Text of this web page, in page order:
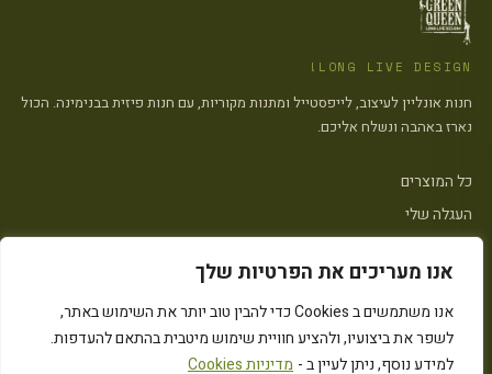
אנו מעריכים את הפרטיות שלך
אנו משתמשים ב Cookies כדי להבין טוב יותר את השימוש באתר,
לשפר את ביצועיו, ולהציע חוויית שימוש מיטבית בהתאם להעדפות.
למידע נוסף, ניתן לעיין ב - מדיניות Cookies
LONG LIVE DESIGN!
חנות אונליין לעיצוב, לייפסטייל ומתנות מקוריות, עם חנות פיזית בבנימינה. הכול
נארז באהבה ונשלח אליכם.
כל המוצרים
העגלה שלי
הצהרת נגישות · מדיניות פרטיות · מדיניות העוגיות (״Cookies״) · תקנון האתר
Instagramהמחירים כוללים מע״מ